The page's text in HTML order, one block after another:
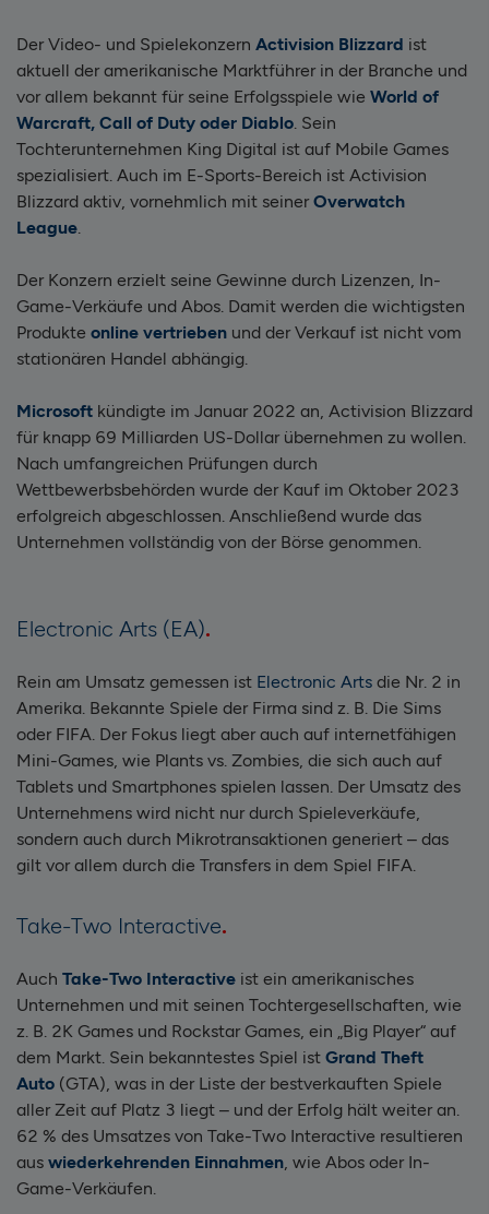
Der Video- und Spielekonzern Activision Blizzard ist
aktuell der amerikanische Marktführer in der Branche und
vor allem bekannt für seine Erfolgsspiele wie World of
Warcraft, Call of Duty oder Diablo . Sein
Tochterunternehmen King Digital ist auf Mobile Games
spezialisiert. Auch im E-Sports-Bereich ist Activision
Blizzard aktiv, vornehmlich mit seiner Overwatch
League
Der Konzern erzielt seine Gewinne durch Lizenzen, In-
Game-Verkäufe und Abos. Damit werden die wichtigsten
Produkte online vertrieben und der Verkauf ist nicht vom
stationären Handel abhängig.
Microsoft kündigte im Januar 2022 an, Activision Blizzard
für knapp 69 Milliarden US-Dollar übernehmen zu wollen.
Nach umfangreichen Prüfungen durch
Wettbewerbsbehörden wurde der Kauf im Oktober 2023
erfolgreich abgeschlossen. Anschließend wurde das
Unternehmen vollständig von der Börse genommen.
Electronic Arts (EA)
Rein am Umsatz gemessen ist Electronic Arts die Nr. 2 in
Amerika. Bekannte Spiele der Firma sind z. B. Die Sims
oder FIFA. Der Fokus liegt aber auch auf internetfähigen
Mini-Games, wie Plants vs. Zombies, die sich auch auf
Tablets und Smartphones spielen lassen. Der Umsatz des
Unternehmens wird nicht nur durch Spieleverkäufe,
sondern auch durch Mikrotransaktionen generiert – das
gilt vor allem durch die Transfers in dem Spiel FIFA.
Take-Two Interactive
Auch Take-Two Interactive ist ein amerikanisches
Unternehmen und mit seinen Tochtergesellschaften, wie
z. B. 2K Games und Rockstar Games, ein „Big Player“ auf
dem Markt. Sein bekanntestes Spiel ist Grand Theft
Auto (GTA), was in der Liste der bestverkauften Spiele
aller Zeit auf Platz 3 liegt – und der Erfolg hält weiter an.
62 % des Umsatzes von Take-Two Interactive resultieren
aus wiederkehrenden Einnahmen , wie Abos oder In-
Game-Verkäufen.